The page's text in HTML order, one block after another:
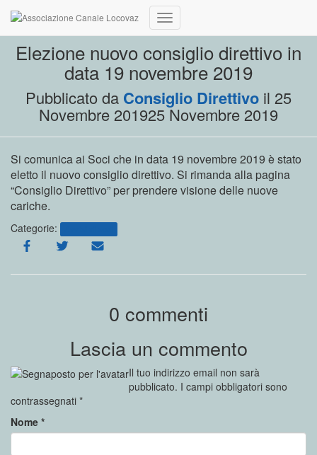
Navigazione
Elezione nuovo consiglio direttivo in
data 19 novembre 2019
Pubblicato da Consiglio Direttivo il 25
Novembre 201925 Novembre 2019
Si comunica ai Soci che in data 19 novembre 2019 è stato
eletto il nuovo consiglio direttivo. Si rimanda alla pagina
“Consiglio Direttivo” per prendere visione delle nuove
cariche.
Categorie:
0 commenti
Lascia un commento
Il tuo indirizzo email non sarà
pubblicato. I campi obbligatori sono
contrassegnati *
Nome *